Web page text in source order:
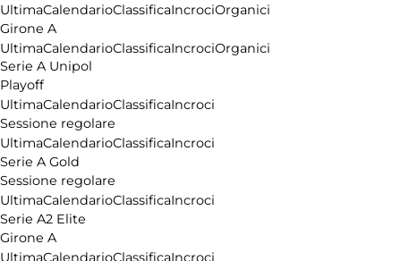
UltimaCalendarioClassificaIncrociOrganici
Girone A
UltimaCalendarioClassificaIncrociOrganici
Serie A Unipol
Playoff
UltimaCalendarioClassificaIncroci
Sessione regolare
UltimaCalendarioClassificaIncroci
Serie A Gold
Sessione regolare
UltimaCalendarioClassificaIncroci
Serie A2 Elite
Girone A
UltimaCalendarioClassificaIncroci